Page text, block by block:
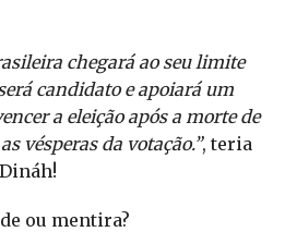
chegará ao seu limite
candidato e apoiará um
a eleição após a morte de
vésperas da votação.”, teria
ou mentira?